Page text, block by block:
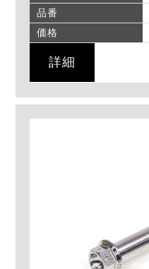
品番
価格
詳細